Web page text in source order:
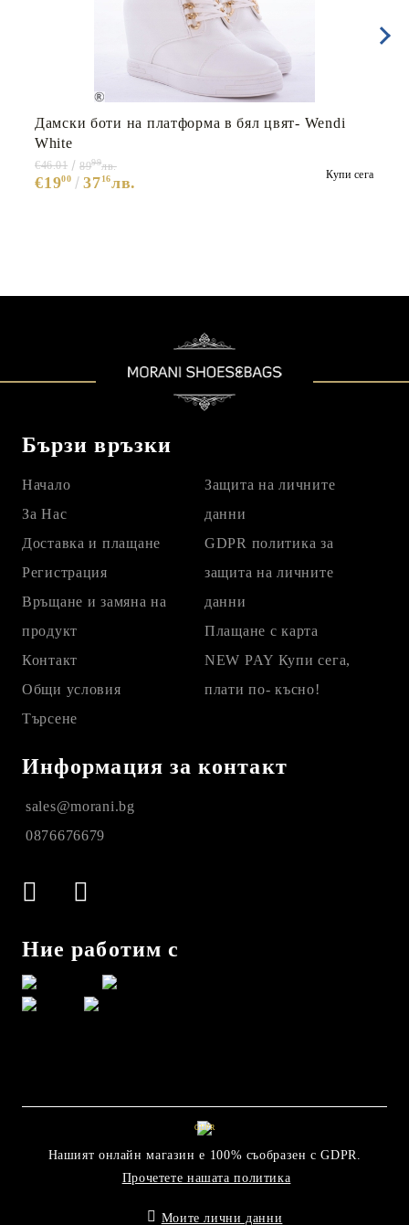
Дамски боти на платформа в бял цвят- Wendi
White
€1900 3716лв.
€46.01 8999лв.
Купи сега
Бързи връзки
Начало
За Нас
Доставка и плащане
Регистрация
Връщане и замяна на
продукт
Контакт
Общи условия
Търсене
Защита на личните
данни
GDPR политика за
защита на личните
данни
Плащане с карта
NEW PAY Купи сега,
плати по- късно!
Информация за контакт
sales@morani.bg
0876676679
Ние работим с
GDPR
Нашият онлайн магазин е 100% съобразен с GDPR.
Прочетете нашата политика
Моите лични данни